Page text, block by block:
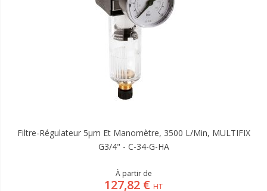
Filtre-Régulateur 5µm Et Manomètre, 3500 L/min, MULTIFIX
G3/4" - C-34-G-HA
À partir de
127,82 €